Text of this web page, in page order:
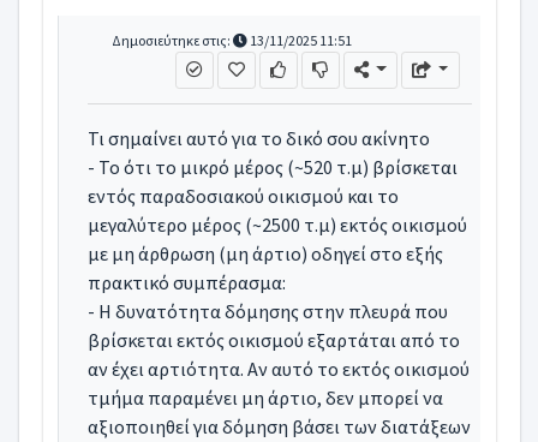
Δημοσιεύτηκε στις: 13/11/2025 11:51
Τι σημαίνει αυτό για το δικό σου ακίνητο
- Το ότι το μικρό μέρος (~520 τ.μ) βρίσκεται
εντός παραδοσιακού οικισμού και το
μεγαλύτερο μέρος (~2500 τ.μ) εκτός οικισμού
με μη άρθρωση (μη άρτιο) οδηγεί στο εξής
πρακτικό συμπέρασμα:
- Η δυνατότητα δόμησης στην πλευρά που
βρίσκεται εκτός οικισμού εξαρτάται από το
αν έχει αρτιότητα. Αν αυτό το εκτός οικισμού
τμήμα παραμένει μη άρτιο, δεν μπορεί να
αξιοποιηθεί για δόμηση βάσει των διατάξεων